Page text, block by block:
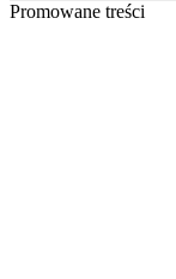
Promowane treści